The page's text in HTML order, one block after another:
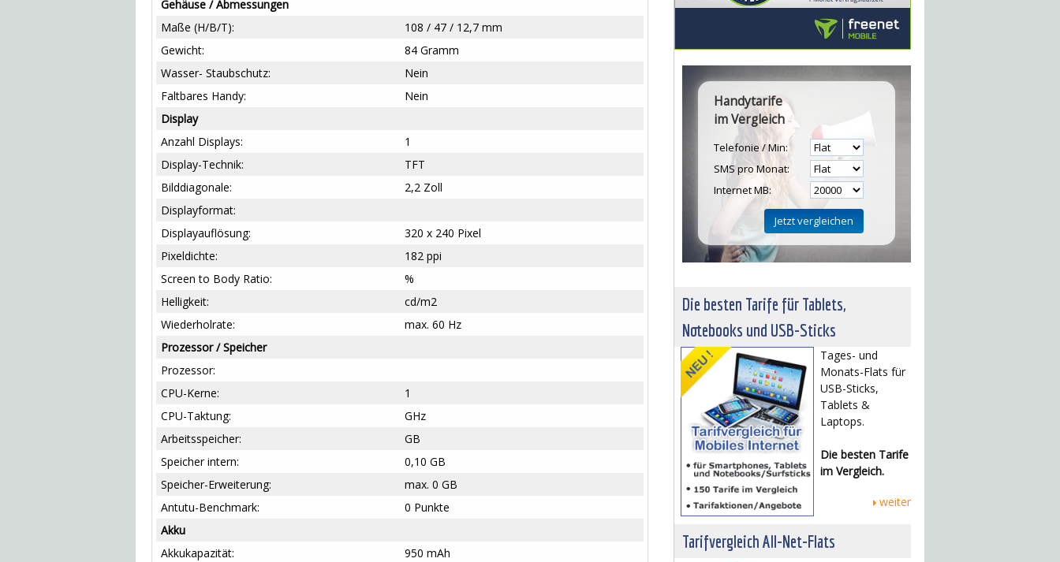
Gehäuse / Abmessungen
108 / 47 / 12,7 mm
Maße (H/B/T):
84 Gramm
Gewicht:
Nein
Wasser- Staubschutz:
Nein
Faltbares Handy:
Display
1
Anzahl Displays:
TFT
Display-Technik:
2,2 Zoll
Bilddiagonale:
Displayformat:
320 x 240 Pixel
Displayauflösung:
182 ppi
Pixeldichte:
%
Screen to Body Ratio:
cd/m2
Helligkeit:
max. 60 Hz
Wiederholrate:
Prozessor / Speicher
Prozessor:
1
CPU-Kerne:
GHz
CPU-Taktung:
GB
Arbeitsspeicher:
0,10 GB
Speicher intern:
max. 0 GB
Speicher-Erweiterung:
0 Punkte
Antutu-Benchmark:
Akku
950 mAh
Akkukapazität:
Handytarife
im Vergleich
Telefonie / Min:
SMS pro Monat:
Internet MB:
Die besten Tarife für Tablets,
Notebooks und USB-Sticks
Tages- und
Monats-Flats für
USB-Sticks,
Tablets &
Laptops.
Die besten Tarife
im Vergleich.
weiter
Tarifvergleich All-Net-Flats